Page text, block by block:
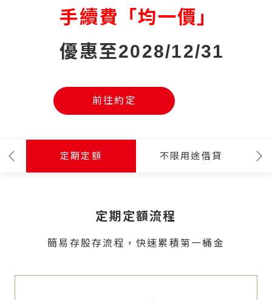
手續費「均一價」
優惠至2028/12/31
前往約定
定期定額 不限用途借貸
定期定額流程
簡易存股存流程，快速累積第一桶金